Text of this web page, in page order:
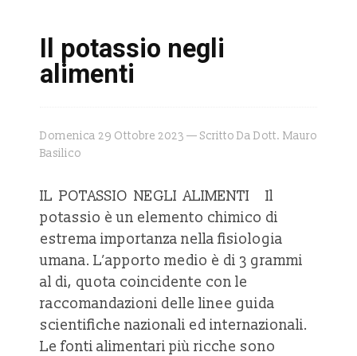
Il potassio negli
alimenti
Domenica 29 Ottobre 2023 — Scritto Da Dott. Mauro
Basilico
IL POTASSIO NEGLI ALIMENTI Il
potassio è un elemento chimico di
estrema importanza nella fisiologia
umana. L’apporto medio è di 3 grammi
al di, quota coincidente con le
raccomandazioni delle linee guida
scientifiche nazionali ed internazionali.
Le fonti alimentari più ricche sono